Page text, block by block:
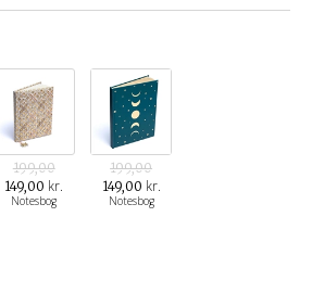
199,00
149,00 kr.
Notesbog
199,00
149,00 kr.
Notesbog